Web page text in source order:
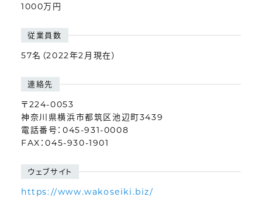
1000万円
従業員数
57名（2022年2月現在）
連絡先
〒224-0053
神奈川県横浜市都筑区池辺町3439
電話番号：045-931-0008
FAX：045-930-1901
ウェブサイト
https://www.wakoseiki.biz/